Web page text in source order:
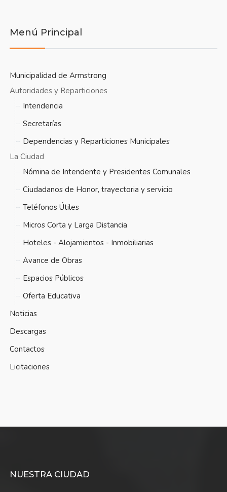
Menú Principal
Municipalidad de Armstrong
Autoridades y Reparticiones
Intendencia
Secretarías
Dependencias y Reparticiones Municipales
La Ciudad
Nómina de Intendente y Presidentes Comunales
Ciudadanos de Honor, trayectoria y servicio
Teléfonos Útiles
Micros Corta y Larga Distancia
Hoteles - Alojamientos - Inmobiliarias
Avance de Obras
Espacios Públicos
Oferta Educativa
Noticias
Descargas
Contactos
Licitaciones
NUESTRA CIUDAD